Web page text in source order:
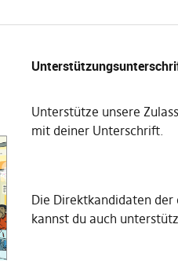
Unterstütze unsere
mit deiner Unterschrift.
Die Direktkandidaten der
kannst du auch